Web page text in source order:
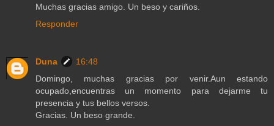
Muchas gracias amigo. Un beso y cariños.
Responder
Duna
16:48
Domingo, muchas gracias por venir.Aun estando
ocupado,encuentras un momento para dejarme tu
presencia y tus bellos versos.
Gracias. Un beso grande.